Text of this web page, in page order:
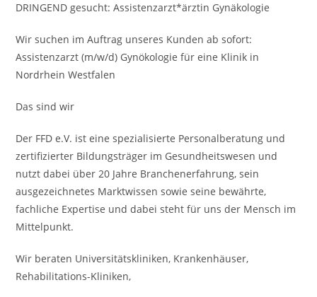
DRINGEND gesucht: Assistenzarzt*ärztin Gynäkologie
Wir suchen im Auftrag unseres Kunden ab sofort:
Assistenzarzt (m/w/d) Gynökologie für eine Klinik in
Nordrhein Westfalen
Das sind wir
Der FFD e.V. ist eine spezialisierte Personalberatung und
zertifizierter Bildungsträger im Gesundheitswesen und
nutzt dabei über 20 Jahre Branchenerfahrung, sein
ausgezeichnetes Marktwissen sowie seine bewährte,
fachliche Expertise und dabei steht für uns der Mensch im
Mittelpunkt.
Wir beraten Universitätskliniken, Krankenhäuser,
Rehabilitations-Kliniken,